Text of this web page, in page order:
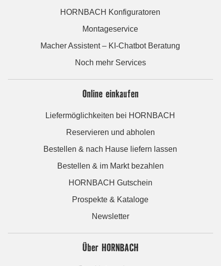
HORNBACH Konfiguratoren
Montageservice
Macher Assistent – KI-Chatbot Beratung
Noch mehr Services
Online einkaufen
Liefermöglichkeiten bei HORNBACH
Reservieren und abholen
Bestellen & nach Hause liefern lassen
Bestellen & im Markt bezahlen
HORNBACH Gutschein
Prospekte & Kataloge
Newsletter
Über HORNBACH